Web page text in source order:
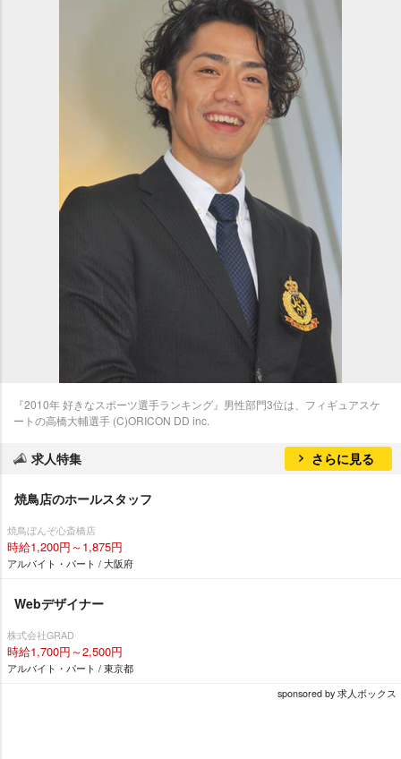
『2010年 好きなスポーツ選手ランキング』男性部門3位は、フィギュアスケ
ートの高橋大輔選手 (C)ORICON DD inc.
求人特集 さらに見る
焼鳥店のホールスタッフ
焼鳥ぼんぞ心斎橋店
時給1,200円～1,875円
アルバイト・パート / 大阪府
Webデザイナー
株式会社GRAD
時給1,700円～2,500円
アルバイト・パート / 東京都
sponsored by 求人ボックス